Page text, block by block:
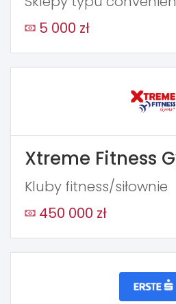
5 000 zł
Xtreme Fitness
Kluby fitness/siłownie
450 000 zł